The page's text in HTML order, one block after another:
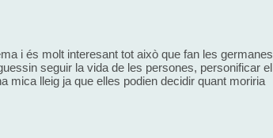
i és molt interesant tot això que fan les germanes
seguir la vida de les persones, personificar el
mica lleig ja que elles podien decidir quant moriria